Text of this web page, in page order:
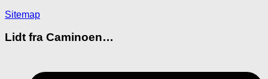
Sitemap
Lidt fra Caminoen…